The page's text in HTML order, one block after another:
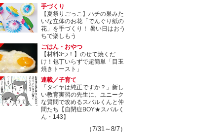
手づくり
【夏祭りごっこ】ハチの巣みた
いな立体のお花「でんぐり紙の
花」を手づくり！ 暑い日はおう
ちで楽しもう
ごはん・おやつ
【材料3つ！】のせて焼くだ
け！包丁いらずで超簡単「目玉
焼きトースト」
連載／子育て
「タイヤは純正ですか？」新し
い教育実習の先生に、ユニーク
な質問で攻めるスバルくんと仲
間たち【自閉症BOY★スバルく
ん・143】
（7/31～8/7）